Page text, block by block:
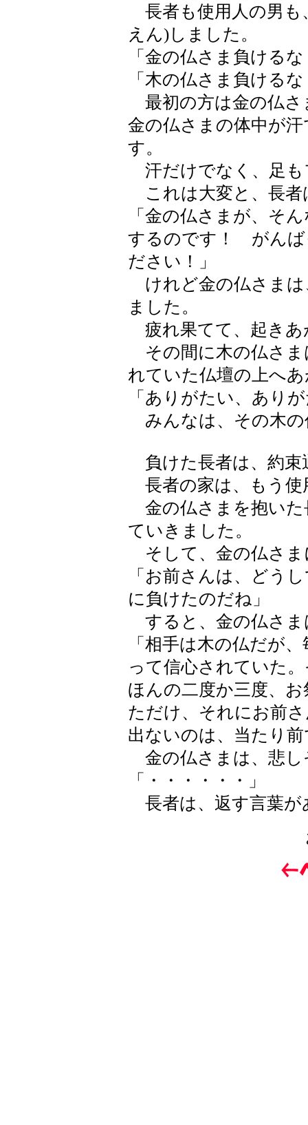
長者も使用人の男も
えん)しました。
「金の仏さま負ける
「木の仏さま負ける
最初の方は金の仏さ
金の仏さまの体中が
す。
汗だけでなく、足も
これは大変と、長者
「金の仏さまが、そ
するのです！ がん
ださい！」
けれど金の仏さまは
ました。
疲れ果てて、起きあ
その間に木の仏さま
れていた仏壇の上へ
「ありがたい、あり
みんなは、その木の
負けた長者は、約束
長者の家は、もう使
金の仏さまを抱いた
ていきました。
そして、金の仏さま
「お前さんは、どう
に負けたのだね」
すると、金の仏さま
「相手は木の仏だが
って信心されていた
ほんの二度か三度、
ただけ、それにお前
出ないのは、当たり
金の仏さまは、悲し
「・・・・・・」
長者は、返す言葉が